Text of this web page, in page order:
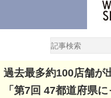
過去最多約100店舗が
「第7回 47都道府県